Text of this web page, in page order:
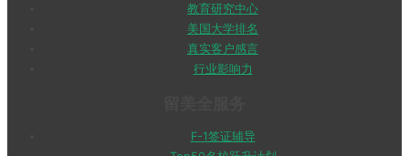
教育研究中心
美国大学排名
真实客户感言
行业影响力
F-1签证辅导